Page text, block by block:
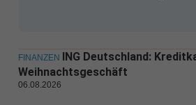
FINANZEN ING Deutschland:
Weihnachtsgeschäft
06.08.2026